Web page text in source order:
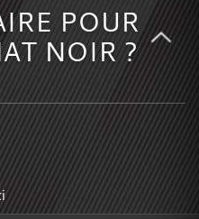
POUR
NOIR ?